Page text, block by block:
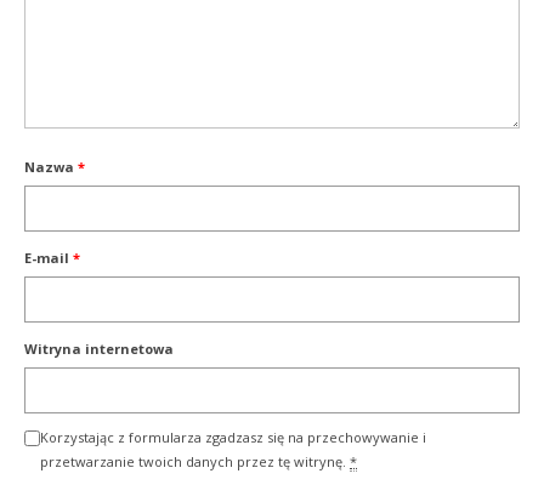
Nazwa *
E-mail *
Witryna internetowa
Korzystając z formularza zgadzasz się na przechowywanie i
przetwarzanie twoich danych przez tę witrynę. *